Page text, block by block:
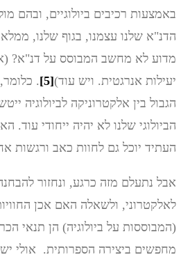
באמצעות רכיבים ביולוגיים, ובהם
הדנ"א שלנו עצמנו, בגוף שלנו,
מדוע לא מחשב המבוסס על דנ"א?
יעילות אנרגטית. ויש עוד)[5]
.
הגבול בין אלקטרוניקה לביולוגיה
הביולוגי שלנו לא יהיה ייחודי עוד.
העתיד יוכל גם לחוות כאב ורגשות
אבל נתעלם מזה כרגע, ונחזור
לאלקטרוני, ולשאלה האם אכן
(המבוססות על ביולוגיה) הן תנאי
מחפשים ביצירה הספרותית. אולי